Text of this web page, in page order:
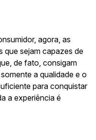
agora, as
que sejam capazes de
de fato, consigam
a qualidade e o
para conquistar
a experiência é